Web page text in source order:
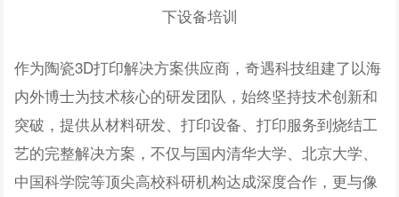
下设备培训
作为陶瓷3D打印解决方案供应商，奇遇科技组建了以海
内外博士为技术核心的研发团队，始终坚持技术创新和
突破，提供从材料研发、打印设备、打印服务到烧结工
艺的完整解决方案，不仅与国内清华大学、北京大学、
中国科学院等顶尖高校科研机构达成深度合作，更与像